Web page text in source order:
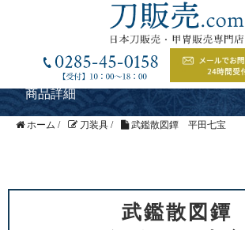
商品詳細
ホーム / 刀装具 / 武鑑散図鐔 平田七宝
武鑑散図鐔